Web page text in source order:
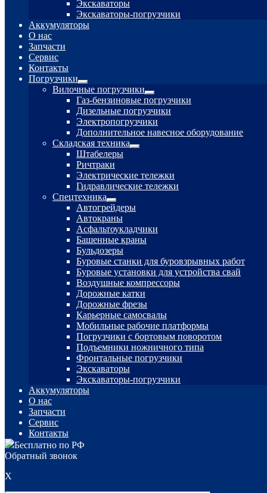
Экскаваторы
Экскаваторы-погрузчики
Аккумуляторы
О нас
Запчасти
Сервис
Контакты
Погрузчики
Развернутое
вложенное
меню
Вилочные погрузчики
Развернутое
вложенное
меню
Газ-бензиновые погрузчики
Дизельные погрузчики
Электропогрузчики
Дополнительное навесное оборудование
Складская техника
Развернутое
Штабелеры
Ричтраки
Электрические тележки
Гидравлические тележки
Спецтехника
Развернутое
вложенное
меню
Автогрейдеры
Автокраны
Асфальтоукладчики
Башенные краны
Бульдозеры
Буровые станки для буровзрывных работ
Буровые установки для устройства свай
Воздушные компрессоры
Дорожные катки
Дорожные фрезы
Карьерные самосвалы
Мобильные рабочие платформы
Погрузчики с бортовым поворотом
Подъемники ножничного типа
Фронтальные погрузчики
Экскаваторы
Экскаваторы-погрузчики
Аккумуляторы
О нас
Запчасти
Сервис
Контакты
Бесплатно по РФ
Обратный звонок
X